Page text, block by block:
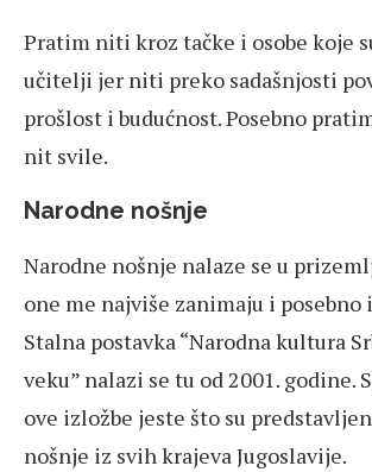
Pratim niti kroz tačke i osobe koje
učitelji jer niti preko sadašnjosti
prošlost i budućnost. Posebno
nit svile.
Narodne nošnje
Narodne nošnje nalaze se u
one me najviše zanimaju i posebno
Stalna postavka “Narodna kultura
veku” nalazi se tu od 2001. godine.
ove izložbe jeste što su
nošnje iz svih krajeva Jugoslavije.